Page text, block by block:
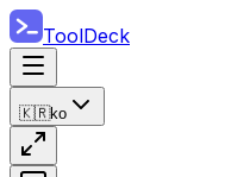
ToolDeck
🇰🇷ko